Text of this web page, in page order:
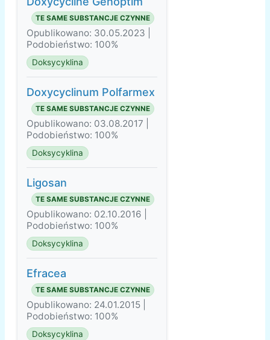
TE SAME SUBSTANCJE CZYNNE
Opublikowano: 30.05.2023 |
Podobieństwo: 100%
Doksycyklina
Doxycyclinum Polfarmex
TE SAME SUBSTANCJE CZYNNE
Opublikowano: 03.08.2017 |
Podobieństwo: 100%
Doksycyklina
Ligosan
TE SAME SUBSTANCJE CZYNNE
Opublikowano: 02.10.2016 |
Podobieństwo: 100%
Doksycyklina
Efracea
TE SAME SUBSTANCJE CZYNNE
Opublikowano: 24.01.2015 |
Podobieństwo: 100%
Doksycyklina